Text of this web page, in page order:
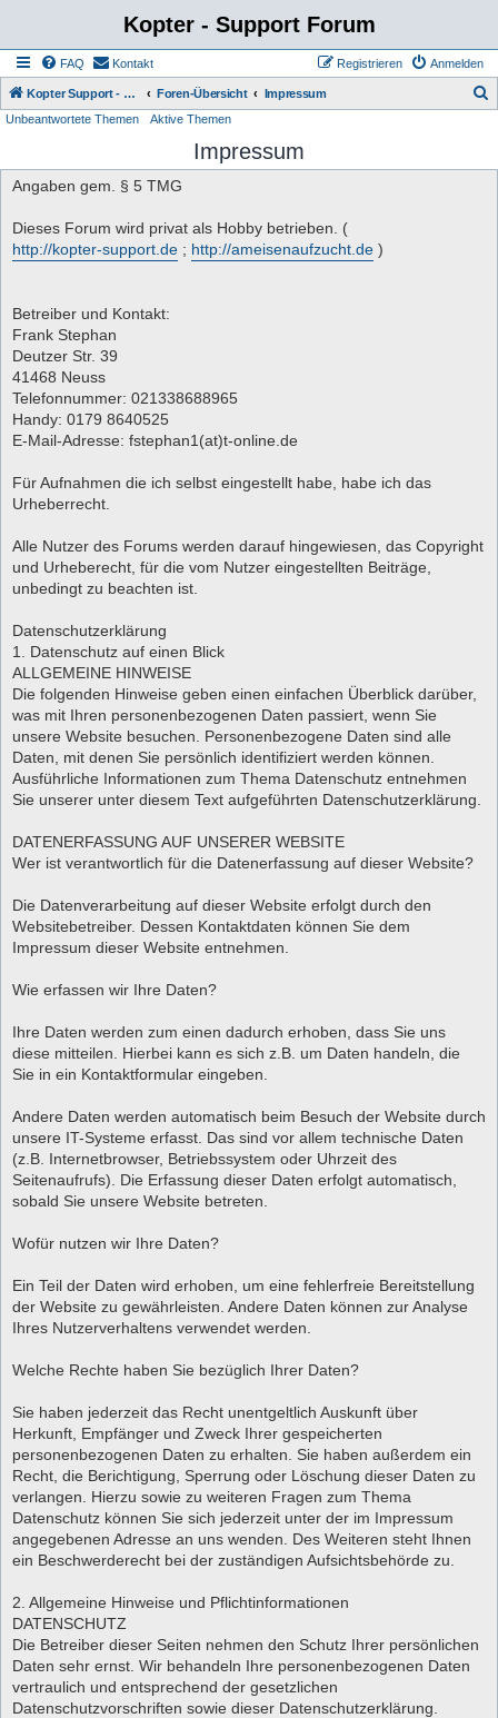
Kopter - Support Forum
FAQ Kontakt Anmelden
Registrieren
Kopter Support - von Anwendern für Anwender. Foren-Übersicht Impressum
h
Unbeantwortete Themen Aktive Themen
Impressum
Angaben gem. § 5 TMG
Dieses Forum wird privat als Hobby betrieben. (
http://kopter-support.de ; http://ameisenaufzucht.de )
Betreiber und Kontakt:
Frank Stephan
Deutzer Str. 39
41468 Neuss
Telefonnummer: 021338688965
Handy: 0179 8640525
E-Mail-Adresse: fstephan1(at)t-online.de
Für Aufnahmen die ich selbst eingestellt habe, habe ich das
Urheberrecht.
Alle Nutzer des Forums werden darauf hingewiesen, das Copyright
und Urheberecht, für die vom Nutzer eingestellten Beiträge,
unbedingt zu beachten ist.
Datenschutzerklärung
1. Datenschutz auf einen Blick
ALLGEMEINE HINWEISE
Die folgenden Hinweise geben einen einfachen Überblick darüber,
was mit Ihren personenbezogenen Daten passiert, wenn Sie
unsere Website besuchen. Personenbezogene Daten sind alle
Daten, mit denen Sie persönlich identifiziert werden können.
Ausführliche Informationen zum Thema Datenschutz entnehmen
Sie unserer unter diesem Text aufgeführten Datenschutzerklärung.
DATENERFASSUNG AUF UNSERER WEBSITE
Wer ist verantwortlich für die Datenerfassung auf dieser Website?
Die Datenverarbeitung auf dieser Website erfolgt durch den
Websitebetreiber. Dessen Kontaktdaten können Sie dem
Impressum dieser Website entnehmen.
Wie erfassen wir Ihre Daten?
Ihre Daten werden zum einen dadurch erhoben, dass Sie uns
diese mitteilen. Hierbei kann es sich z.B. um Daten handeln, die
Sie in ein Kontaktformular eingeben.
Andere Daten werden automatisch beim Besuch der Website durch
unsere IT-Systeme erfasst. Das sind vor allem technische Daten
(z.B. Internetbrowser, Betriebssystem oder Uhrzeit des
Seitenaufrufs). Die Erfassung dieser Daten erfolgt automatisch,
sobald Sie unsere Website betreten.
Wofür nutzen wir Ihre Daten?
Ein Teil der Daten wird erhoben, um eine fehlerfreie Bereitstellung
der Website zu gewährleisten. Andere Daten können zur Analyse
Ihres Nutzerverhaltens verwendet werden.
Welche Rechte haben Sie bezüglich Ihrer Daten?
Sie haben jederzeit das Recht unentgeltlich Auskunft über
Herkunft, Empfänger und Zweck Ihrer gespeicherten
personenbezogenen Daten zu erhalten. Sie haben außerdem ein
Recht, die Berichtigung, Sperrung oder Löschung dieser Daten zu
verlangen. Hierzu sowie zu weiteren Fragen zum Thema
Datenschutz können Sie sich jederzeit unter der im Impressum
angegebenen Adresse an uns wenden. Des Weiteren steht Ihnen
ein Beschwerderecht bei der zuständigen Aufsichtsbehörde zu.
2. Allgemeine Hinweise und Pflichtinformationen
DATENSCHUTZ
Die Betreiber dieser Seiten nehmen den Schutz Ihrer persönlichen
Daten sehr ernst. Wir behandeln Ihre personenbezogenen Daten
vertraulich und entsprechend der gesetzlichen
Datenschutzvorschriften sowie dieser Datenschutzerklärung.